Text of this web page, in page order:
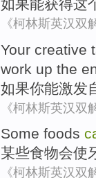
如果能获得这
《柯林斯英汉双
Your creative
work up the
如果你能激发
《柯林斯英汉双
Some foods
某些食物会使
《柯林斯英汉双